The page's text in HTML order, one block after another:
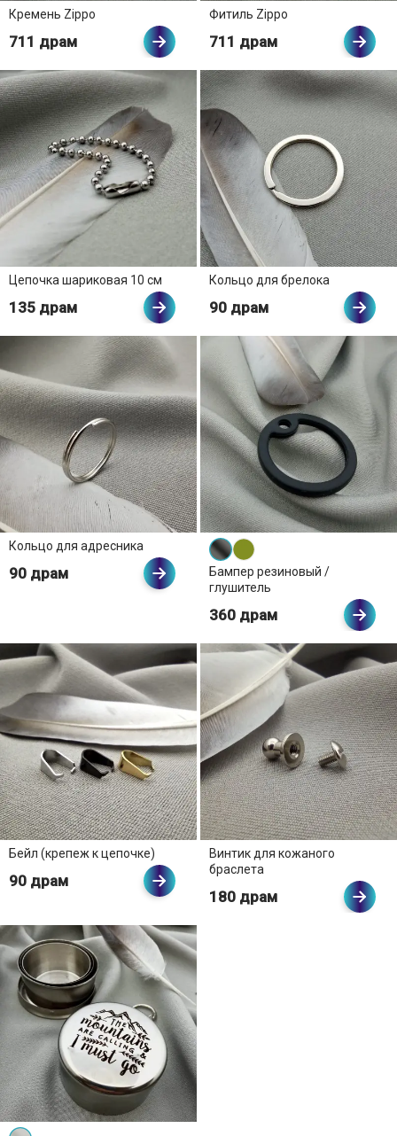
Кремень Zippo
711 драм
Фитиль Zippo
711 драм
Цепочка шариковая 10 см
135 драм
Кольцо для брелока
90 драм
Кольцо для адресника
90 драм
Бампер резиновый /
глушитель
360 драм
Бейл (крепеж к цепочке)
90 драм
Винтик для кожаного
браслета
180 драм